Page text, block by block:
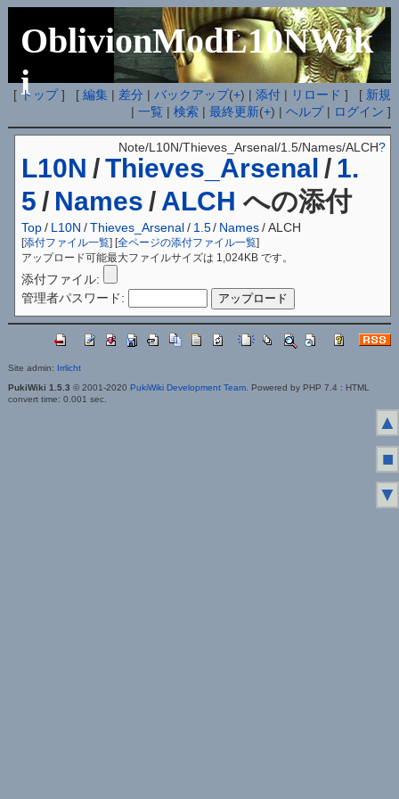
OblivionModL10NWik
i
[ トップ] [編集 | 差分 |バックアップ(+) |添付 | リロード ] [ 新規
|一覧 |検索 |最終更新(+) |ヘルプ| ログイン ]
L10N /Thieves_Arsenal / 1.
5 / Names / ALCH への添付
Note/L10N/Thieves_Arsenal/1.5/Names/ALCH?
Top / L10N /Thieves_Arsenal/ 1.5/ Names /ALCH
[添付ファイル一覧] [全ページの添付ファイル一覧]
アップロード可能最大ファイルサイズは 1,024KB です。
添付ファイル:
管理者パスワード:
Site admin: Irrlicht
PukiWiki 1.5.3 © 2001-2020 PukiWiki Development Team. Powered by PHP 7.4 : HTML
convert time: 0.001 sec.
▲
■
▼